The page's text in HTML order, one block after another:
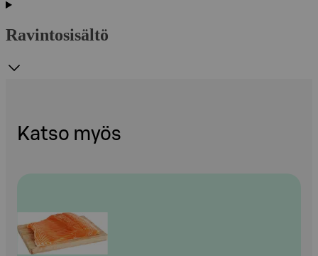
Ravintosisältö
Katso myös